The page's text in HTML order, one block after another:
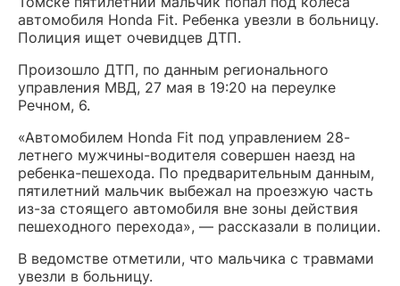
автомобиля Honda Fit. Ребенка увезли в больницу.
Полиция ищет очевидцев ДТП.
Произошло ДТП, по данным регионального
управления МВД, 27 мая в 19:20 на переулке
Речном, 6.
«Автомобилем Honda Fit под управлением 28-
летнего мужчины-водителя совершен наезд на
ребенка-пешехода. По предварительным данным,
пятилетний мальчик выбежал на проезжую часть
из-за стоящего автомобиля вне зоны действия
пешеходного перехода», — рассказали в полиции.
В ведомстве отметили, что мальчика с травмами
увезли в больницу.